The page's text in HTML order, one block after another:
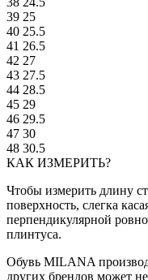
39 25
40 25.5
41 26.5
42 27
43 27.5
44 28.5
45 29
46 29.5
47 30
48 30.5
КАК ИЗМЕРИТЬ?
Чтобы измерить длину
поверхность, слегка
перпендикулярной
плинтуса.
Обувь MILANA
других брендов может